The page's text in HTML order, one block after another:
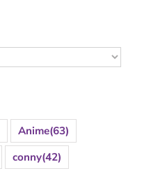
Anime(63)
conny(42)